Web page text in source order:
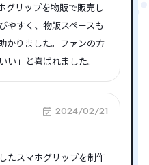
グリップを物販で販売し
やすく、物販スペースも
かりました。ファンの方
い」と喜ばれました。
2024/02/21
たスマホグリップを制作